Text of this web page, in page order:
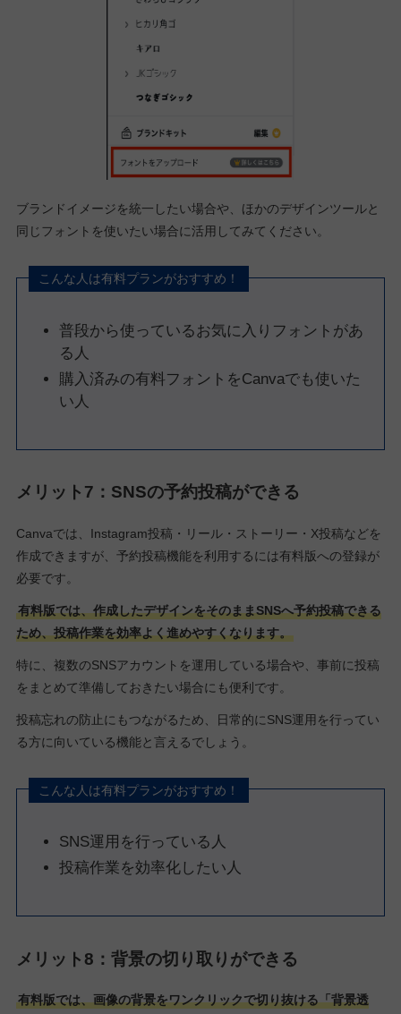
ブランドイメージを統一したい場合や、ほかのデザインツールと
同じフォントを使いたい場合に活用してみてください。
こんな人は有料プランがおすすめ！
普段から使っているお気に入りフォントがあ
る人
購入済みの有料フォントをCanvaでも使いた
い人
メリット7：SNSの予約投稿ができる
Canvaでは、Instagram投稿・リール・ストーリー・X投稿などを
作成できますが、予約投稿機能を利用するには有料版への登録が
必要です。
有料版では、作成したデザインをそのままSNSへ予約投稿できる
ため、投稿作業を効率よく進めやすくなります。
特に、複数のSNSアカウントを運用している場合や、事前に投稿
をまとめて準備しておきたい場合にも便利です。
投稿忘れの防止にもつながるため、日常的にSNS運用を行ってい
る方に向いている機能と言えるでしょう。
こんな人は有料プランがおすすめ！
SNS運用を行っている人
投稿作業を効率化したい人
メリット8：背景の切り取りができる
有料版では、画像の背景をワンクリックで切り抜ける「背景透